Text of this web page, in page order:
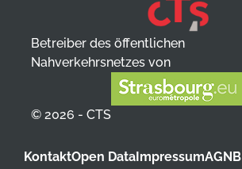
Betreiber des öffentlichen
Nahverkehrsnetzes von
© 2026 - CTS
KontaktOpen DataImpressumAGNB